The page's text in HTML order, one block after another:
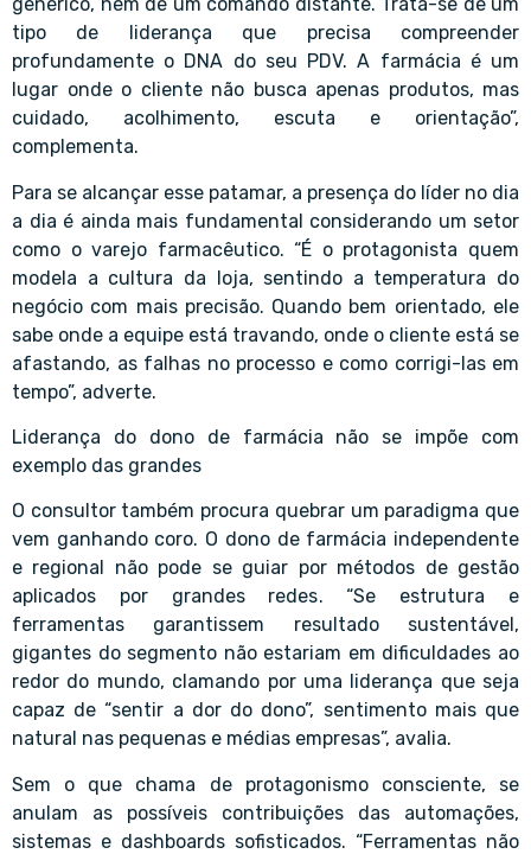
tipo de liderança que precisa compreender
profundamente o DNA do seu PDV. A farmácia é um
lugar onde o cliente não busca apenas produtos, mas
cuidado, acolhimento, escuta e orientação”,
complementa.
Para se alcançar esse patamar, a presença do líder no dia
a dia é ainda mais fundamental considerando um setor
como o varejo farmacêutico. “É o protagonista quem
modela a cultura da loja, sentindo a temperatura do
negócio com mais precisão. Quando bem orientado, ele
sabe onde a equipe está travando, onde o cliente está se
afastando, as falhas no processo e como corrigi-las em
tempo”, adverte.
Liderança do dono de farmácia não se impõe com
exemplo das grandes
O consultor também procura quebrar um paradigma que
vem ganhando coro. O dono de farmácia independente
e regional não pode se guiar por métodos de gestão
aplicados por grandes redes. “Se estrutura e
ferramentas garantissem resultado sustentável,
gigantes do segmento não estariam em dificuldades ao
redor do mundo, clamando por uma liderança que seja
capaz de “sentir a dor do dono”, sentimento mais que
natural nas pequenas e médias empresas”, avalia.
Sem o que chama de protagonismo consciente, se
anulam as possíveis contribuições das automações,
sistemas e dashboards sofisticados. “Ferramentas não